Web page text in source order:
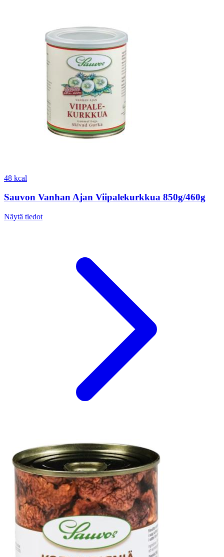
48 kcal
Sauvon Vanhan Ajan Viipalekurkkua 850g/460g
Näytä tiedot